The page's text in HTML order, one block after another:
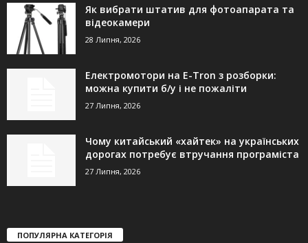
Як вибрати штатив для фотоапарата та
відеокамери
28 Липня, 2026
Електромотори на E-Tron з розборки:
можна купити б/у і не пожаліти
27 Липня, 2026
Чому китайський «хайтек» на українських
дорогах потребує втручання програміста
27 Липня, 2026
ПОПУЛЯРНА КАТЕГОРІЯ